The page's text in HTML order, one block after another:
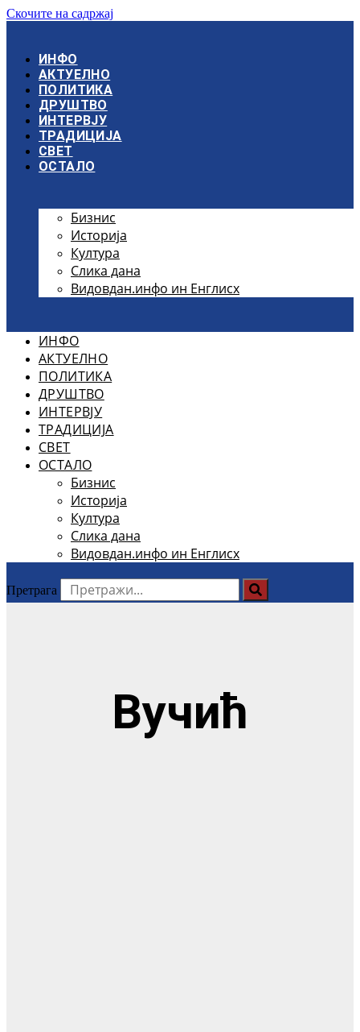
Скочите на садржај
ИНФО
АКТУЕЛНО
ПОЛИТИКА
ДРУШТВО
ИНТЕРВЈУ
ТРАДИЦИЈА
СВЕТ
ОСТАЛО
Бизнис
Историја
Култура
Слика дана
Видовдан.инфо ин Енглисх
ИНФО
АКТУЕЛНО
ПОЛИТИКА
ДРУШТВО
ИНТЕРВЈУ
ТРАДИЦИЈА
СВЕТ
ОСТАЛО
Бизнис
Историја
Култура
Слика дана
Видовдан.инфо ин Енглисх
Претрага
Вучић